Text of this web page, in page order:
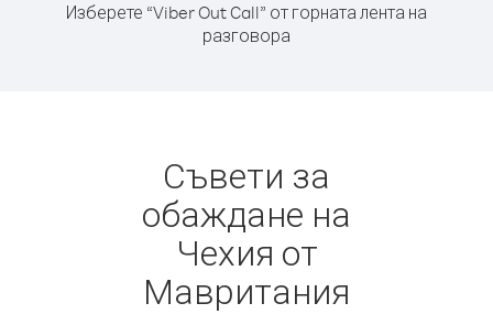
Изберете “Viber Out Call” от горната лента на
разговора
Съвети за
обаждане на
Чехия от
Мавритания